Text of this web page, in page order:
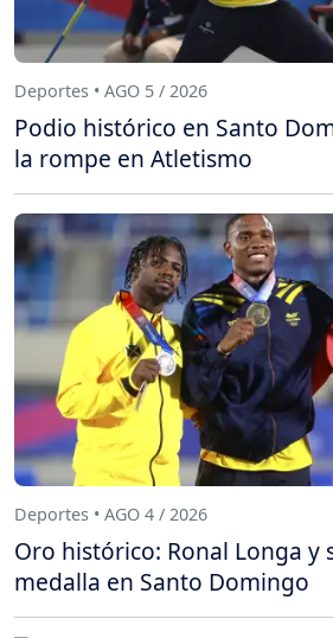
Deportes • AGO 5 / 2026
Podio histórico en Santo
la rompe en Atletismo
Deportes • AGO 4 / 2026
Oro histórico: Ronal Longa y
medalla en Santo Domingo